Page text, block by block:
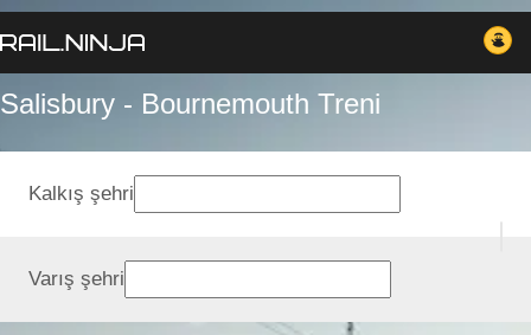
Salisbury - Bournemouth Treni
Kalkış şehri
Varış şehri